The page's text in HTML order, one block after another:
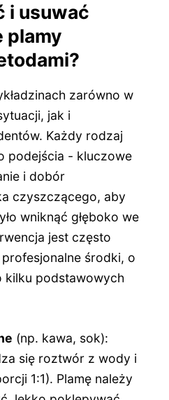
i usuwać
plamy
zarówno w
jak i
Każdy rodzaj
podejścia - kluczowe
i dobór
czyszczącego, aby
wniknąć głęboko we
jest często
środki, o
kilku podstawowych
(np. kawa, sok):
się roztwór z wody i
1:1). Plamę należy